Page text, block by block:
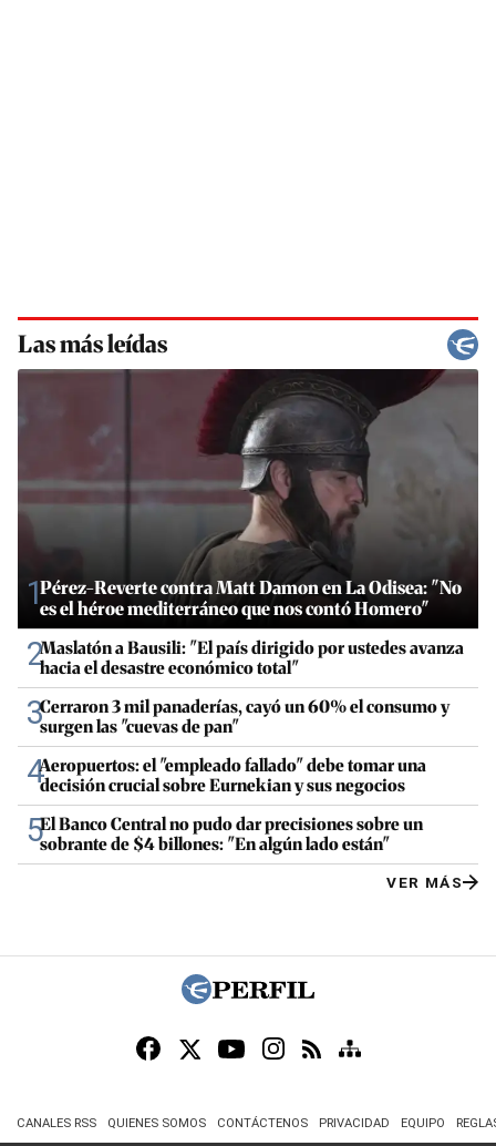
Las más leídas
1Pérez-Reverte contra Matt Damon en La Odisea: "No
es el héroe mediterráneo que nos contó Homero"
2Maslatón a Bausili: "El país dirigido por ustedes avanza
hacia el desastre económico total"
3Cerraron 3 mil panaderías, cayó un 60% el consumo y
surgen las "cuevas de pan"
4Aeropuertos: el "empleado fallado" debe tomar una
decisión crucial sobre Eurnekian y sus negocios
5El Banco Central no pudo dar precisiones sobre un
sobrante de $4 billones: "En algún lado están"
VER MÁS
CANALES RSS QUIENES SOMOS CONTÁCTENOS PRIVACIDAD EQUIPO